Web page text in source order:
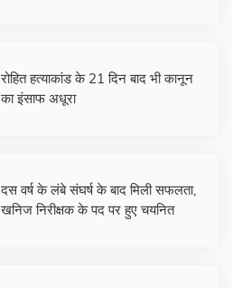
रोहित हत्याकांड के 21 दिन बाद भी कानून
का इंसाफ अधूरा
दस वर्ष के लंबे संघर्ष के बाद मिली सफलता,
खनिज निरीक्षक के पद पर हुए चयनित